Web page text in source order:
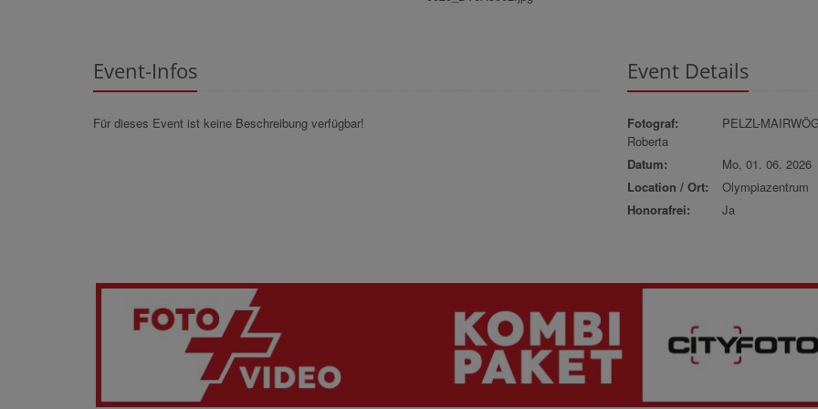
Event-Infos
Für dieses Event ist keine Beschreibung verfügbar!
Event Details
Fotograf:
PELZL-
Roberta
Datum:
Mo, 01. 06. 2026
Location / Ort:
Olympiazentrum
Honorafrei:
Ja